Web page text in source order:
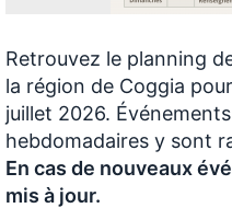
Retrouvez le planning
la région de Coggia
juillet 2026.
hebdomadaires y sont
En cas de nouveaux
mis à jour.